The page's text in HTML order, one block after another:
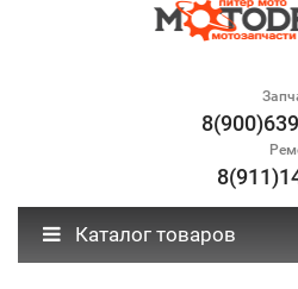
Каталог товаров